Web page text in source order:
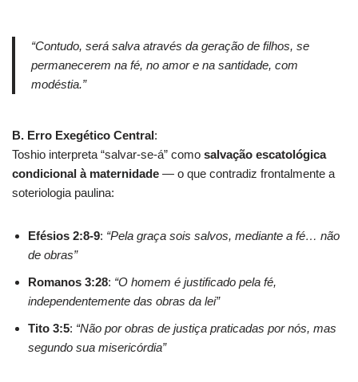
“Contudo, será salva através da geração de filhos, se
permanecerem na fé, no amor e na santidade, com
modéstia.”
B. Erro Exegético Central:
Toshio interpreta “salvar-se-á” como salvação escatológica
condicional à maternidade — o que contradiz frontalmente a
soteriologia paulina:
Efésios 2:8-9: “Pela graça sois salvos, mediante a fé… não
de obras”
Romanos 3:28: “O homem é justificado pela fé,
independentemente das obras da lei”
Tito 3:5: “Não por obras de justiça praticadas por nós, mas
segundo sua misericórdia”